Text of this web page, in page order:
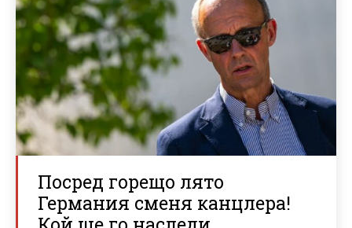
Посред горещо лято
Германия сменя канцлера!